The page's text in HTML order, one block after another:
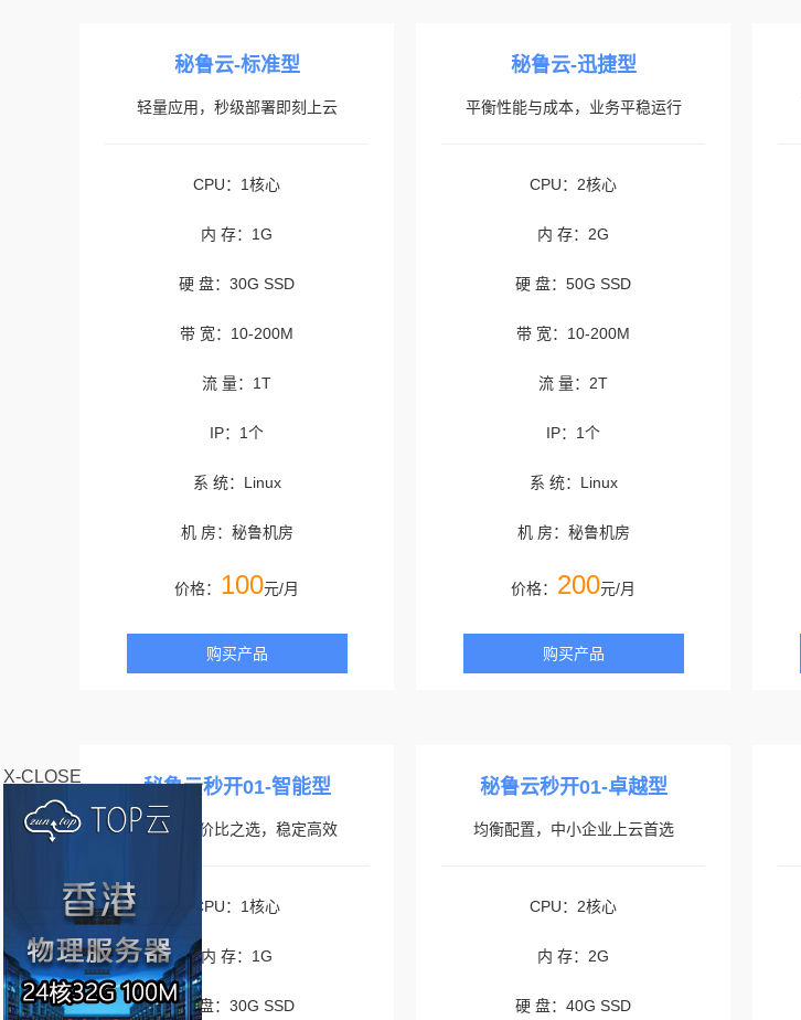
X-CLOSE
秘鲁云-标准型
轻量应用，秒级部署即刻上云
CPU：1核心
内 存：1G
硬 盘：30G SSD
带 宽：10-200M
流 量：1T
IP：1个
系 统：Linux
机 房：秘鲁机房
价格： 100元/月
购买产品
秘鲁云-迅捷型
平衡性能与成本，业务平稳运行
CPU：2核心
内 存：2G
硬 盘：50G SSD
带 宽：10-200M
流 量：2T
IP：1个
系 统：Linux
机 房：秘鲁机房
价格： 200元/月
购买产品
秘鲁云秒开01-智能型
入门级性价比之选，稳定高效
CPU：1核心
内 存：1G
硬 盘：30G SSD
秘鲁云秒开01-卓越型
均衡配置，中小企业上云首选
CPU：2核心
内 存：2G
硬 盘：40G SSD